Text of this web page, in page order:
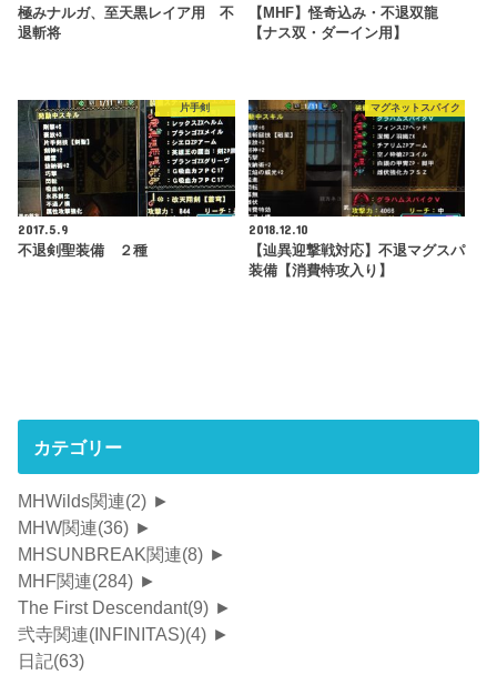
極みナルガ、至天黒レイア用 不
退斬将
【MHF】怪奇込み・不退双龍
【ナス双・ダーイン用】
片手剣
2017.5.9
不退剣聖装備 ２種
マグネットスパイク
2018.12.10
【辿異迎撃戦対応】不退マグスパ
装備【消費特攻入り】
カテゴリー
MHWilds関連(2) ►
MHW関連(36) ►
MHSUNBREAK関連(8) ►
MHF関連(284) ►
The First Descendant(9) ►
弐寺関連(INFINITAS)(4) ►
日記(63)